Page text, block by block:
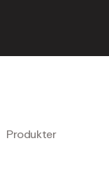
Produkter